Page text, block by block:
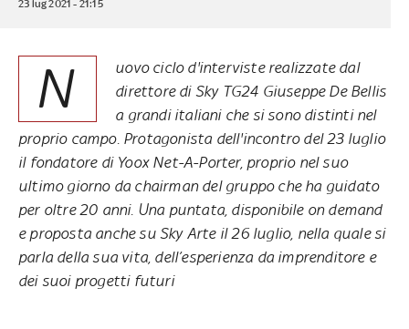
23 lug 2021 - 21:15
N
uovo ciclo d'interviste realizzate dal
direttore di Sky TG24 Giuseppe De Bellis
a grandi italiani che si sono distinti nel
proprio campo. Protagonista dell'incontro del 23 luglio
il fondatore di Yoox Net-A-Porter, proprio nel suo
ultimo giorno da chairman del gruppo che ha guidato
per oltre 20 anni. Una puntata, disponibile on demand
e proposta anche su Sky Arte il 26 luglio, nella quale si
parla della sua vita, dell’esperienza da imprenditore e
dei suoi progetti futuri